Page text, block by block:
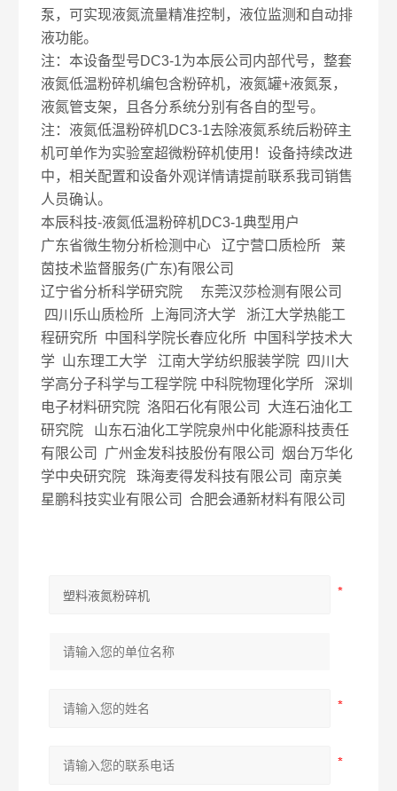
泵，可实现液氮流量精准控制，液位监测和自动排
液功能。
注：本设备型号DC3-1为本辰公司内部代号，整套
液氮低温粉碎机编包含粉碎机，液氮罐+液氮泵，
液氮管支架，且各分系统分别有各自的型号。
注：液氮低温粉碎机DC3-1去除液氮系统后粉碎主
机可单作为实验室超微粉碎机使用！设备持续改进
中，相关配置和设备外观详情请提前联系我司销售
人员确认。
本辰科技-液氮低温粉碎机DC3-1典型用户
广东省微生物分析检测中心 辽宁营口质检所 莱
茵技术监督服务(广东)有限公司
辽宁省分析科学研究院 东莞汉莎检测有限公司
四川乐山质检所 上海同济大学 浙江大学热能工
程研究所 中国科学院长春应化所 中国科学技术大
学 山东理工大学 江南大学纺织服装学院 四川大
学高分子科学与工程学院 中科院物理化学所 深圳
电子材料研究院 洛阳石化有限公司 大连石油化工
研究院 山东石油化工学院泉州中化能源科技责任
有限公司 广州金发科技股份有限公司 烟台万华化
学中央研究院 珠海麦得发科技有限公司 南京美
星鹏科技实业有限公司 合肥会通新材料有限公司